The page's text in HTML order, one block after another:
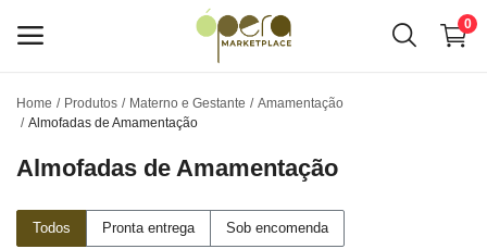
0
Venda
Menu principal
Home Produtos Materno e Gestante
Amamentação
Almofadas de Amamentação
Almofadas de Amamentação
Todos Pronta entrega Sob encomenda